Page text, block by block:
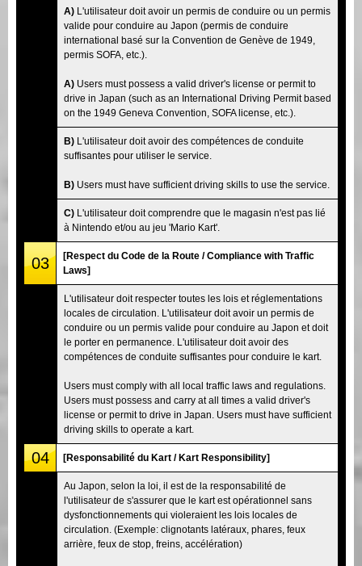
A) L'utilisateur doit avoir un permis de conduire ou un permis
valide pour conduire au Japon (permis de conduire
international basé sur la Convention de Genève de 1949,
permis SOFA, etc.).
A) Users must possess a valid driver's license or permit to
drive in Japan (such as an International Driving Permit based
on the 1949 Geneva Convention, SOFA license, etc.).
B) L'utilisateur doit avoir des compétences de conduite
suffisantes pour utiliser le service.
B) Users must have sufficient driving skills to use the service.
C) L'utilisateur doit comprendre que le magasin n'est pas lié
à Nintendo et/ou au jeu 'Mario Kart'.
03
[Respect du Code de la Route / Compliance with Traffic
Laws]
L'utilisateur doit respecter toutes les lois et réglementations
locales de circulation. L'utilisateur doit avoir un permis de
conduire ou un permis valide pour conduire au Japon et doit
le porter en permanence. L'utilisateur doit avoir des
compétences de conduite suffisantes pour conduire le kart.
Users must comply with all local traffic laws and regulations.
Users must possess and carry at all times a valid driver's
license or permit to drive in Japan. Users must have sufficient
driving skills to operate a kart.
04 [Responsabilité du Kart / Kart Responsibility]
Au Japon, selon la loi, il est de la responsabilité de
l'utilisateur de s'assurer que le kart est opérationnel sans
dysfonctionnements qui violeraient les lois locales de
circulation. (Exemple: clignotants latéraux, phares, feux
arrière, feux de stop, freins, accélération)